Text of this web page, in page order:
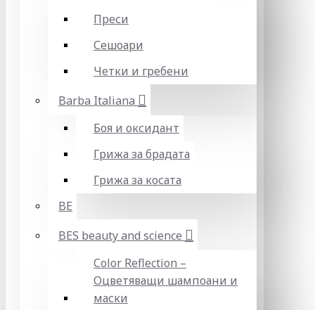
Преси
Сешоари
Четки и гребени
Barba Italiana
Боя и оксидант
Грижа за брадата
Грижа за косата
BE
BES beauty and science
Color Reflection –
Оцветяващи шампоани и
маски